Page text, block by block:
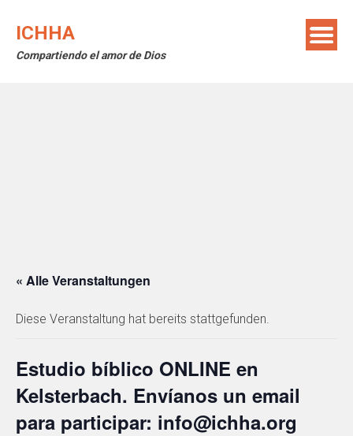
ICHHA
Compartiendo el amor de Dios
« Alle Veranstaltungen
Diese Veranstaltung hat bereits stattgefunden.
Estudio bíblico ONLINE en
Kelsterbach. Envíanos un email
para participar: info@ichha.org